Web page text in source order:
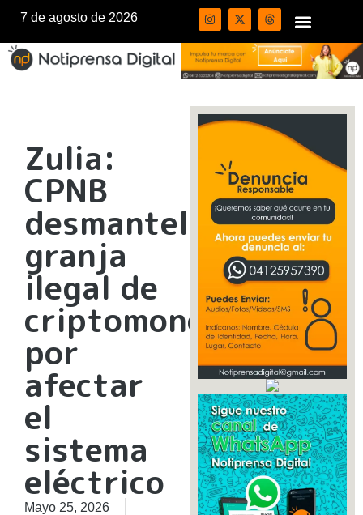
7 de agosto de 2026
Zulia:
CPNB
desmanteló
granja
ilegal de
criptomonedas
por
afectar
el
sistema
eléctrico
Mayo 25, 2026